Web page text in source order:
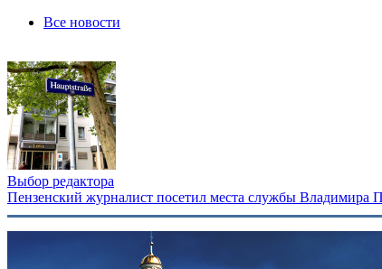
Все новости
Выбор редактора
Пензенский журналист посетил места службы Владимира